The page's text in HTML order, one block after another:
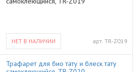
НЕТ В НАЛИЧИИ арт. TR-Z019
Трафарет для био тату и блеск тату